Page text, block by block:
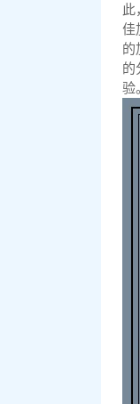
此
佳
的
的
验。